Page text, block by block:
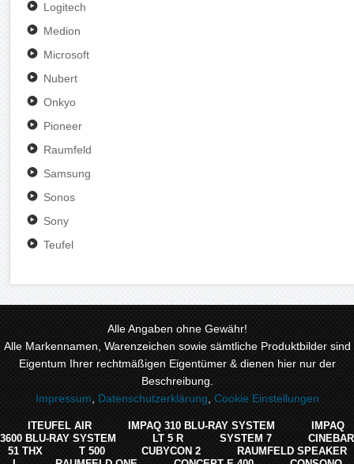
Logitech
Medion
Microsoft
Nubert
Onkyo
Pioneer
Raumfeld
Samsung
Sonos
Sony
Teufel
Alle Angaben ohne Gewähr!
Alle Markennamen, Warenzeichen sowie sämtliche Produktbilder sind
Eigentum Ihrer rechtmäßigen Eigentümer & dienen hier nur der
Beschreibung.
Impressum
Datenschutzerklärung Cookie Einstellungen
ITEUFEL AIR IMPAQ 310 BLU-RAY SYSTEM
IMPAQ
3600 BLU-RAY SYSTEM
LT 5 R SYSTEM 7
CINEBAR
51 THX
T 500 CUBYCON 2
RAUMFELD SPEAKER